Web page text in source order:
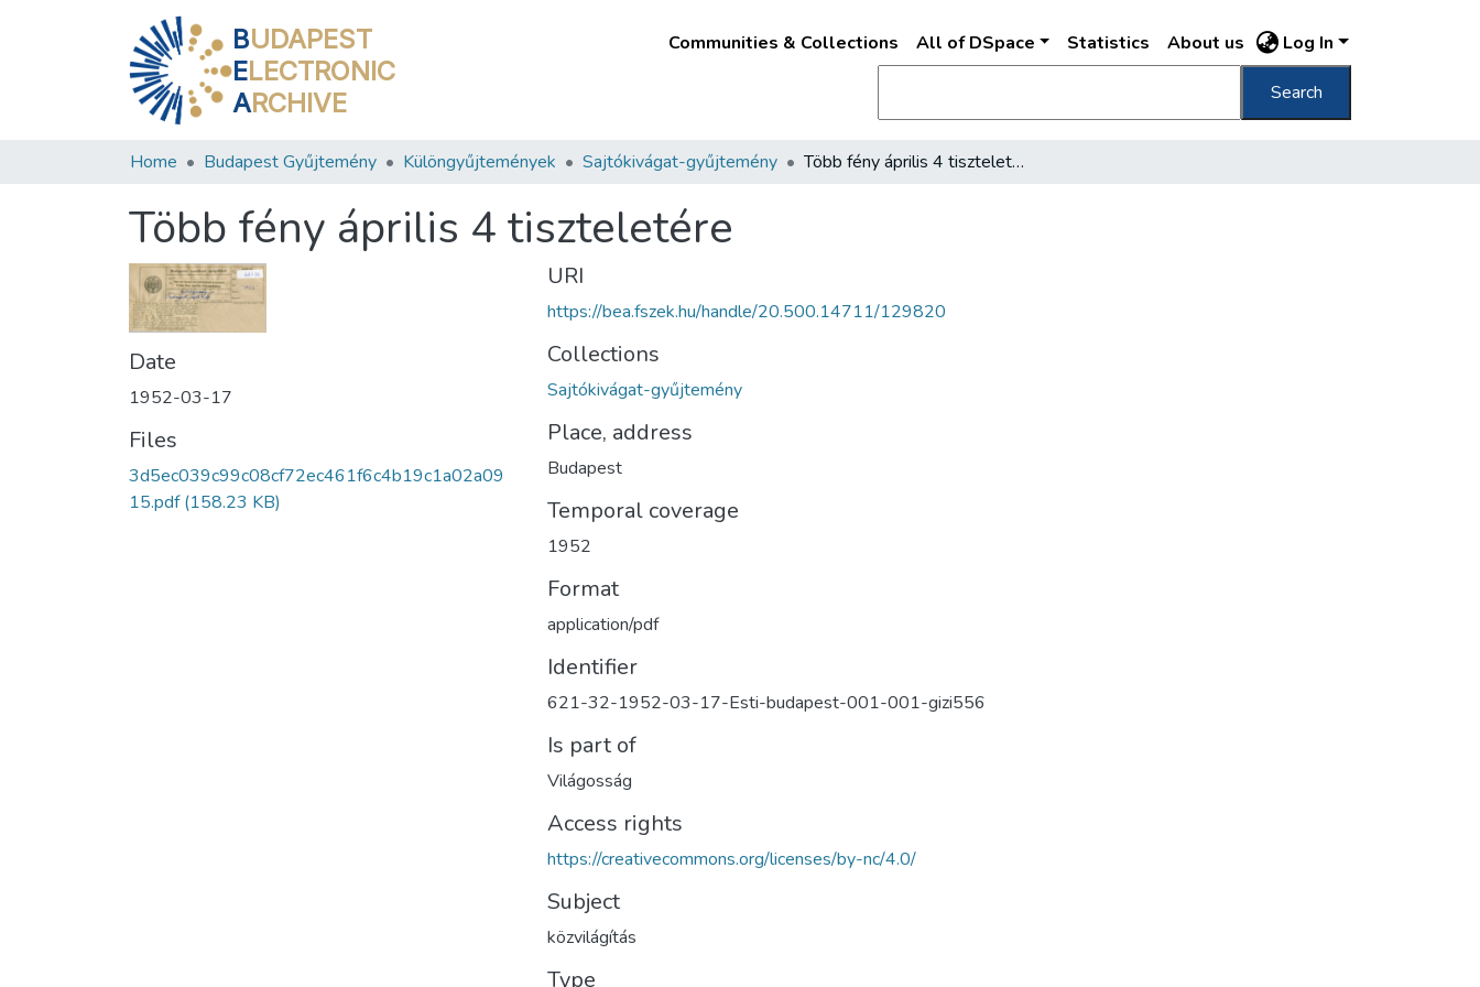
BUDAPEST
ELECTRONIC
ARCHIVE
Communities & Collections All of DSpace Statistics About us Log In
Search
Home Budapest Gyűjtemény Különgyűjtemények Sajtókivágat-gyűjtemény Több fény április 4 tiszteletére
Több fény április 4 tiszteletére
Date
1952-03-17
Files
3d5ec039c99c08cf72ec461f6c4b19c1a02a09
15.pdf(158.23 KB)
URI
https://bea.fszek.hu/handle/20.500.14711/129820
Collections
Sajtókivágat-gyűjtemény
Place, address
Budapest
Temporal coverage
1952
Format
application/pdf
Identifier
621-32-1952-03-17-Esti-budapest-001-001-gizi556
Is part of
Világosság
Access rights
https://creativecommons.org/licenses/by-nc/4.0/
Subject
közvilágítás
Type